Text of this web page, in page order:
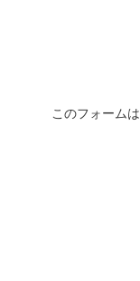
このフォーム